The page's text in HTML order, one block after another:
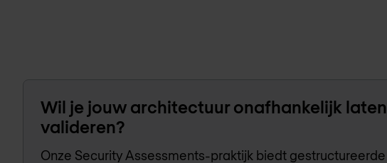
Wil je jouw architectuur onafhankelijk laten
valideren?
Onze Security Assessments-praktijk biedt gestructureerde